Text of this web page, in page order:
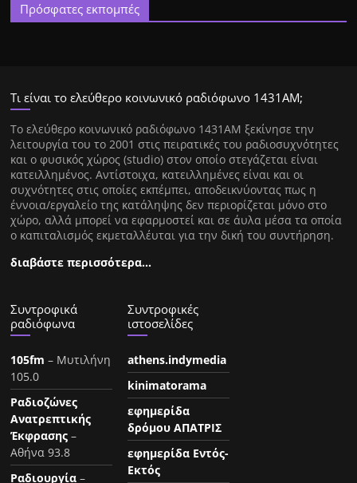
Πρόσφατες εκπομπές
Τι είναι το ελεύθερο κοινωνικό ραδιόφωνο 1431ΑΜ;
Tο ελεύθερο κοινωνικό ραδιόφωνο 1431AM ξεκίνησε την
λειτουργία του το 2001 στις πειρατικές του ραδιοσυχνότητες
και ο φυσικός χώρος (studio) στον οποίο στεγάζεται είναι
κατειλλημένος. Αντίστοιχα, κατειλλημένες είναι και οι
συχνότητες στις οποίες εκπέμπει, αποδεικνύοντας πως η
έννοια/εργαλείο της κατάληψης δεν περιορίζεται μόνο στο
χώρο, αλλά μπορεί να εφαρμοστεί και σε άυλα μέσα τα οποία
ο καπιταλισμός εκμεταλλέυται για την δική του συντήρηση.
διαβάστε περισσότερα…
Συντροφικά
ραδιόφωνα
105fm – Μυτιλήνη
105.0
Ραδιοζώνες
Ανατρεπτικής
Έκφρασης –
Αθήνα 93.8
Ραδιουργία –
Συντροφικές
ιστοσελίδες
athens.indymedia
kinimatorama
εφημερίδα
δρόμου ΑΠΑΤΡΙΣ
εφημερίδα Εντός-
Εκτός